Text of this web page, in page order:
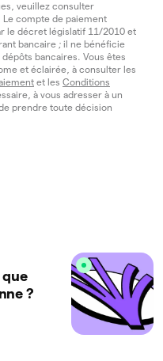
veuillez consulter
Le compte de paiement
le décret législatif 11/2010 et
bancaire ; il ne bénéficie
bancaires. Vous êtes
et éclairée, à consulter les
et les Conditions
à vous adresser à un
prendre toute décision
que
?